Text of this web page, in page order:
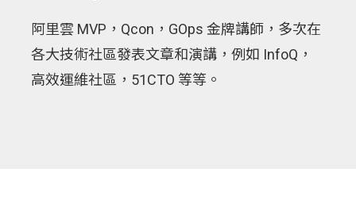
阿里雲 MVP，Qcon，GOps 金牌講師，多次在
各大技術社區發表文章和演講，例如 InfoQ，
高效運維社區，51CTO 等等。